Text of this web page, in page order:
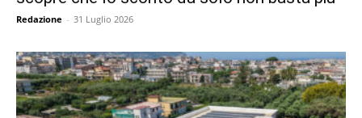
Redazione - 31 Luglio 2026